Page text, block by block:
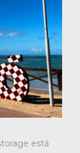
está